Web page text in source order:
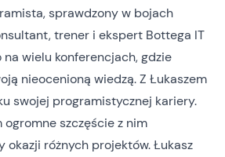
sprawdzony w bojach
trener i ekspert Bottega IT
wielu konferencjach, gdzie
nieocenioną wiedzą. Z Łukaszem
swojej programistycznej kariery.
ogromne szczęście z nim
okazji różnych projektów. Łukasz